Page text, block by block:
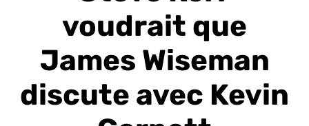
voudrait que
James Wiseman
discute avec Kevin